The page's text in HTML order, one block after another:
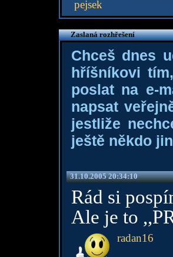
pejsek
Zaslaná rozhřešení
Chceš dnes
hříšníkovi
poslat na e-
napsat
jestliže
ještě někdo
31.10.2005 20:34:10
Rád si
Ale je to
radan16